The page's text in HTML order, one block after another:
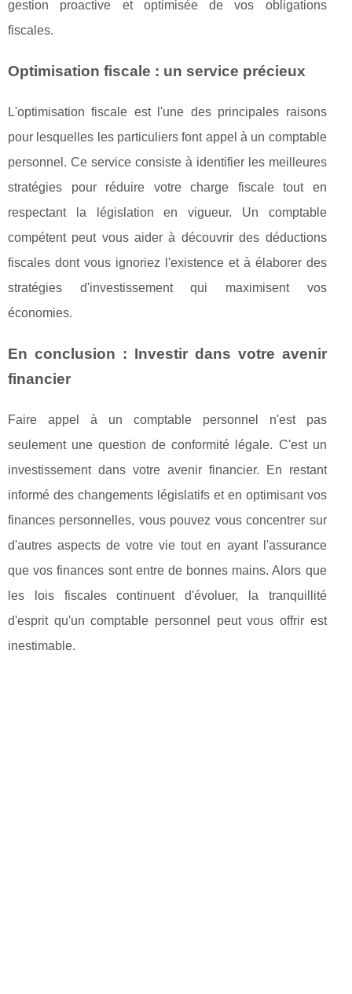
gestion proactive et optimisée de vos obligations
fiscales.
Optimisation fiscale : un service précieux
L'optimisation fiscale est l'une des principales raisons
pour lesquelles les particuliers font appel à un comptable
personnel. Ce service consiste à identifier les meilleures
stratégies pour réduire votre charge fiscale tout en
respectant la législation en vigueur. Un comptable
compétent peut vous aider à découvrir des déductions
fiscales dont vous ignoriez l'existence et à élaborer des
stratégies d'investissement qui maximisent vos
économies.
En conclusion : Investir dans votre avenir
financier
Faire appel à un comptable personnel n'est pas
seulement une question de conformité légale. C'est un
investissement dans votre avenir financier. En restant
informé des changements législatifs et en optimisant vos
finances personnelles, vous pouvez vous concentrer sur
d'autres aspects de votre vie tout en ayant l'assurance
que vos finances sont entre de bonnes mains. Alors que
les lois fiscales continuent d'évoluer, la tranquillité
d'esprit qu'un comptable personnel peut vous offrir est
inestimable.